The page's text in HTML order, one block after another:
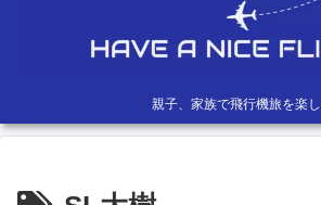
親子、家族で飛行機旅を楽